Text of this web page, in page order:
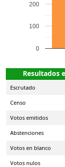
0
100
200
Resultados
Escrutado
Censo
Votos emitidos
Abstenciones
Votos en blanco
Votos nulos